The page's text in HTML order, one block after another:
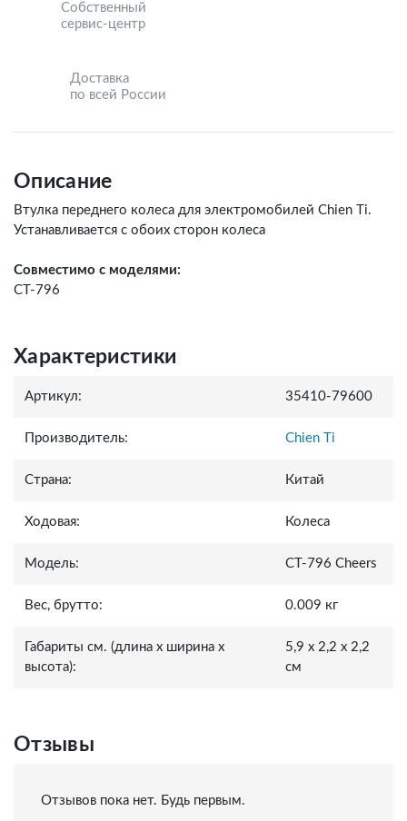
Собственный
сервис-центр
Доставка
по всей России
Описание
Втулка переднего колеса для электромобилей Chien Ti.
Устанавливается с обоих сторон колеса
Совместимо с моделями:
CT-796
Характеристики
Артикул: 35410-79600
Производитель: Chien Ti
Страна: Китай
Ходовая: Колеса
Модель: СТ-796 Cheers
Вес, брутто: 0.009 кг
Габариты см. (длина x ширина x
высота):
5,9 x 2,2 x 2,2
см
Отзывы
Отзывов пока нет. Будь первым.